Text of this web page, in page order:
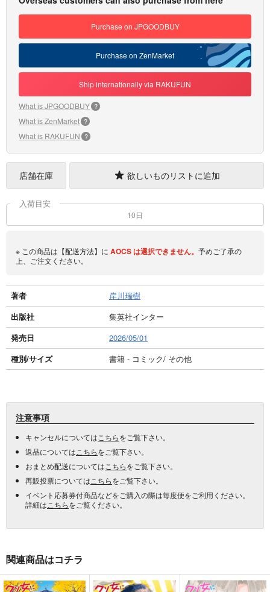
Purchase on JPGOODBUY
Purchase on ZenMarket
Ship internationally via RAKUFUN
What is JPGOODBUY ?
What is ZenMarket ?
What is RAKUFUN ?
店舗在庫 欲しいものリストに追加
入荷目安
10日
※ この商品は【配送方法】に AOCSは選択できません。 予めご了承の
上、ご注文ください。
著者
岸川瑞樹
出版社
集英社インター
発売日
2026/05/01
種別/サイズ
書籍 - コミック/ その他
注意事項
キャンセルについては こちらをご覧下さい。
返品については こちらをご覧下さい。
おまとめ配送については こちらをご覧下さい。
再販投票については こちらをご覧下さい。
イベント応募券付商品などをご購入の際は毎度便をご利用ください。
詳細は こちらをご覧ください。
関連商品はコチラ